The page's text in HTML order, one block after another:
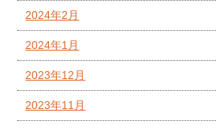
2024年2月
2024年1月
2023年12月
2023年11月